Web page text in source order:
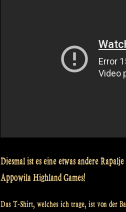
Diesmal ist es eine etwas andere
Appowila Highland Games!
Das T-Shirt, welches ich trage, ist von der